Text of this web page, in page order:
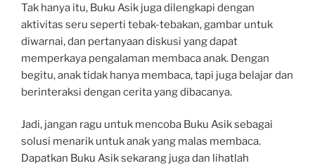
Tak hanya itu, Buku Asik juga dilengkapi dengan
aktivitas seru seperti tebak-tebakan, gambar untuk
diwarnai, dan pertanyaan diskusi yang dapat
memperkaya pengalaman membaca anak. Dengan
begitu, anak tidak hanya membaca, tapi juga belajar dan
berinteraksi dengan cerita yang dibacanya.
Jadi, jangan ragu untuk mencoba Buku Asik sebagai
solusi menarik untuk anak yang malas membaca.
Dapatkan Buku Asik sekarang juga dan lihatlah